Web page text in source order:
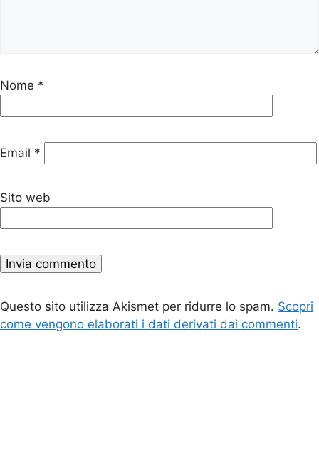
Nome *
Email *
Sito web
Questo sito utilizza Akismet per ridurre lo spam. Scopri
come vengono elaborati i dati derivati dai commenti.